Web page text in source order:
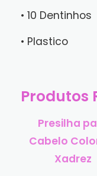
• 10 Dentinhos
• Plastico
Produtos
Presilha
Cabelo
Xadrez